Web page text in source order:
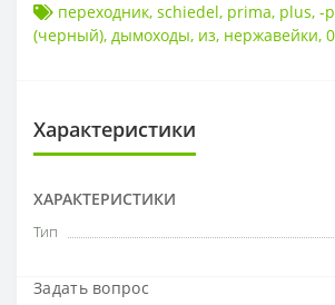
переходник, schiedel, рrima, plus, -
(черный), дымоходы, из, нержавейки,
Характеристики
ХАРАКТЕРИСТИКИ
Тип
Задать вопрос